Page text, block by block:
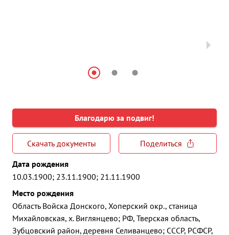
Благодарю за подвиг!
Скачать документы
Поделиться
Дата рождения
10.03.1900; 23.11.1900; 21.11.1900
Место рождения
Область Войска Донского, Хоперский окр., станица
Михайловская, х. Виглянцево; РФ, Тверская область,
Зубцовский район, деревня Селиванцево; СССР, РСФСР,